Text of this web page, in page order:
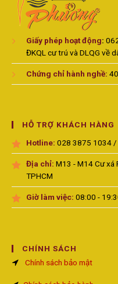
Giấy phép hoạt động:
ĐKQL cư trú và DLQG về
Chứng chỉ hành nghề:
HỖ TRỢ KHÁCH HÀNG
Hotline: 028 3875 1034 /
Địa chỉ: M13 - M14 Cư xá
TPHCM
Giờ làm việc: 08:00 -
CHÍNH SÁCH
Chính sách bảo mật